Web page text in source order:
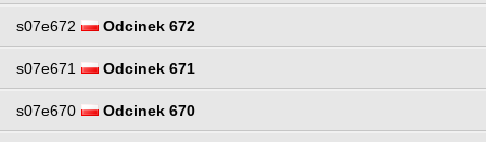
s07e672 Odcinek 672
s07e671 Odcinek 671
s07e670 Odcinek 670